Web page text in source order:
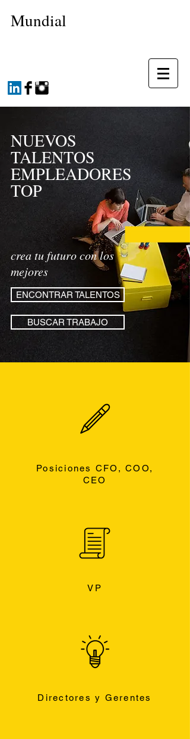
Mundial
NUEVOS
TALENTOS
EMPLEADORES
TOP
crea tu futuro con los
mejores
ENCONTRAR TALENTOS
BUSCAR TRABAJO
Posiciones CFO, COO,
CEO
VP
Directores y Gerentes